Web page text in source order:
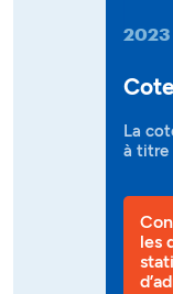
2023
La
à titre
les